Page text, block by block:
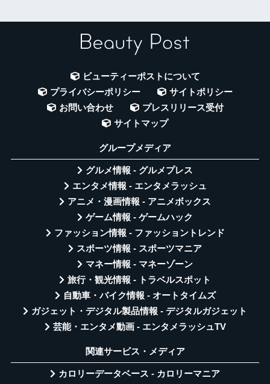
ビューティーポストについて
プライバシーポリシー
サイトポリシー
お問い合わせ
プレスリリース受付
サイトマップ
グループメディア
グルメ情報 - グルメプレス
エンタメ情報 - エンタメラッシュ
アニメ・漫画情報 - アニメボックス
ゲーム情報 - ゲームハック
ファッション情報 - ファッショントレンド
スポーツ情報 - スポーツマニア
マネー情報 - マネーゾーン
旅行・観光情報 - トラベルスポット
自動車・バイク情報 - オートタイムズ
ガジェット・デジタル製品情報 - デジタルガジェット
芸能・エンタメ動画 - エンタメラッシュTV
関連サービス・メディア
カロリーデータベース - カロリーマニア